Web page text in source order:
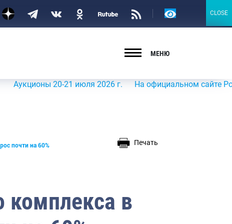
Версия
МЕНЮ
20-21 июля 2026 г. На официальном сайте
почти на 60%
Печать
в
CLOSE
CLOSE